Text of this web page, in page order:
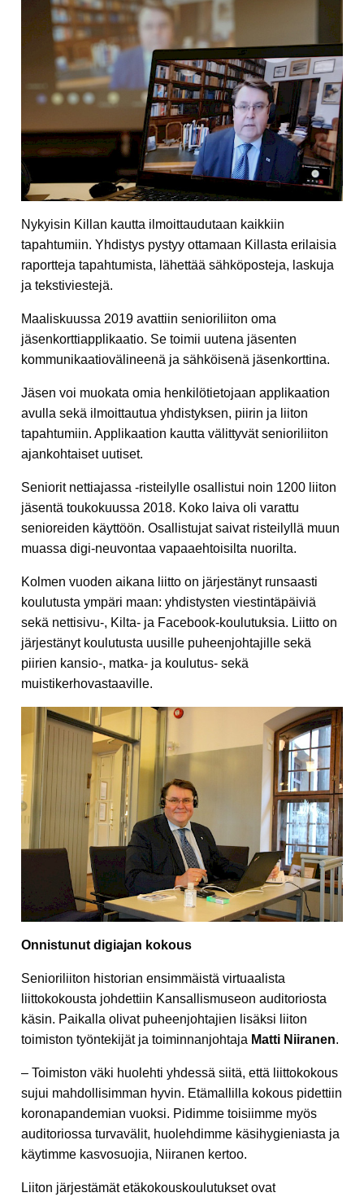
Nykyisin Killan kautta ilmoittaudutaan kaikkiin
tapahtumiin. Yhdistys pystyy ottamaan Killasta erilaisia
raportteja tapahtumista, lähettää sähköposteja, laskuja
ja tekstiviestejä.
Maaliskuussa 2019 avattiin senioriliiton oma
jäsenkorttiapplikaatio. Se toimii uutena jäsenten
kommunikaatiovälineenä ja sähköisenä jäsenkorttina.
Jäsen voi muokata omia henkilötietojaan applikaation
avulla sekä ilmoittautua yhdistyksen, piirin ja liiton
tapahtumiin. Applikaation kautta välittyvät senioriliiton
ajankohtaiset uutiset.
Seniorit nettiajassa -risteilylle osallistui noin 1200 liiton
jäsentä toukokuussa 2018. Koko laiva oli varattu
senioreiden käyttöön. Osallistujat saivat risteilyllä muun
muassa digi-neuvontaa vapaaehtoisilta nuorilta.
Kolmen vuoden aikana liitto on järjestänyt runsaasti
koulutusta ympäri maan: yhdistysten viestintäpäiviä
sekä nettisivu-, Kilta- ja Facebook-koulutuksia. Liitto on
järjestänyt koulutusta uusille puheenjohtajille sekä
piirien kansio-, matka- ja koulutus- sekä
muistikerhovastaaville.
Onnistunut digiajan kokous
Senioriliiton historian ensimmäistä virtuaalista
liittokokousta johdettiin Kansallismuseon auditoriosta
käsin. Paikalla olivat puheenjohtajien lisäksi liiton
toimiston työntekijät ja toiminnanjohtaja Matti Niiranen.
– Toimiston väki huolehti yhdessä siitä, että liittokokous
sujui mahdollisimman hyvin. Etämallilla kokous pidettiin
koronapandemian vuoksi. Pidimme toisiimme myös
auditoriossa turvavälit, huolehdimme käsihygieniasta ja
käytimme kasvosuojia, Niiranen kertoo.
Liiton järjestämät etäkokouskoulutukset ovat